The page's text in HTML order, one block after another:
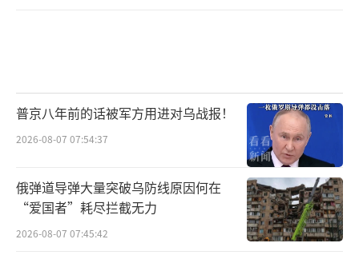
普京八年前的话被军方用进对乌战报！
2026-08-07 07:54:37
俄弹道导弹大量突破乌防线原因何在
“爱国者”耗尽拦截无力
2026-08-07 07:45:42